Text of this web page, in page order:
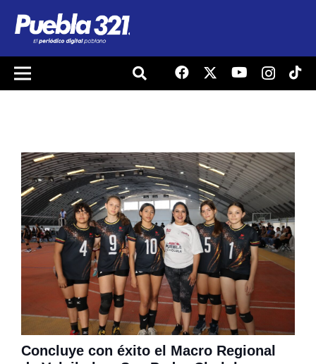
Concluye con éxito el Macro Regional